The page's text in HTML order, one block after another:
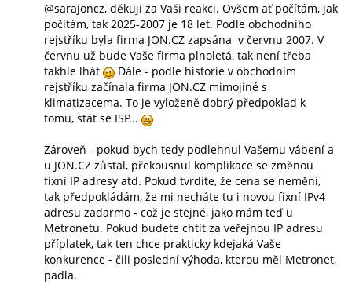
@sarajoncz, děkuji za Vaši reakci. Ovšem ať počítám, jak
počítám, tak 2025-2007 je 18 let. Podle obchodního
rejstříku byla firma JON.CZ zapsána v červnu 2007. V
červnu už bude Vaše firma plnoletá, tak není třeba
takhle lhát
Dále - podle historie v obchodním
rejstříku začínala firma JON.CZ mimojiné s
klimatizacema. To je vyloženě dobrý předpoklad k
tomu, stát se ISP...
Zároveň - pokud bych tedy podlehnul Vašemu vábení a
u JON.CZ zůstal, překousnul komplikace se změnou
fixní IP adresy atd. Pokud tvrdíte, že cena se nemění,
tak předpokládám, že mi necháte tu i novou fixní IPv4
adresu zadarmo - což je stejné, jako mám teď u
Metronetu. Pokud budete chtít za veřejnou IP adresu
příplatek, tak ten chce prakticky kdejaká Vaše
konkurence - čili poslední výhoda, kterou měl Metronet,
padla.